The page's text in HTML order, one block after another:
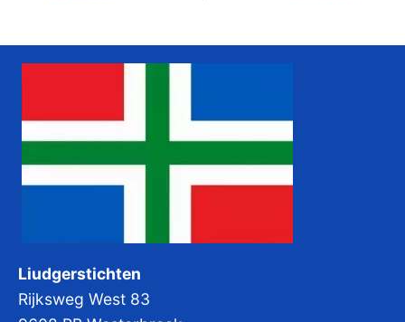
Liudgerstichten
Rijksweg West 83